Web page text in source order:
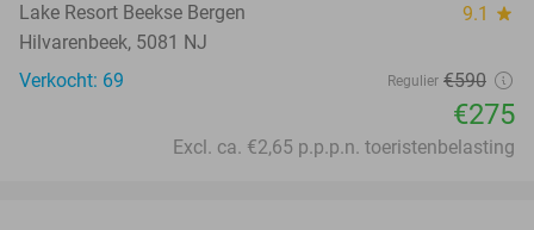
Lake Resort Beekse Bergen 9.1 star
Hilvarenbeek, 5081 NJ
Verkocht: 69
Regulier €590
€275
Excl. ca. €2,65 p.p.p.n. toeristenbelasting